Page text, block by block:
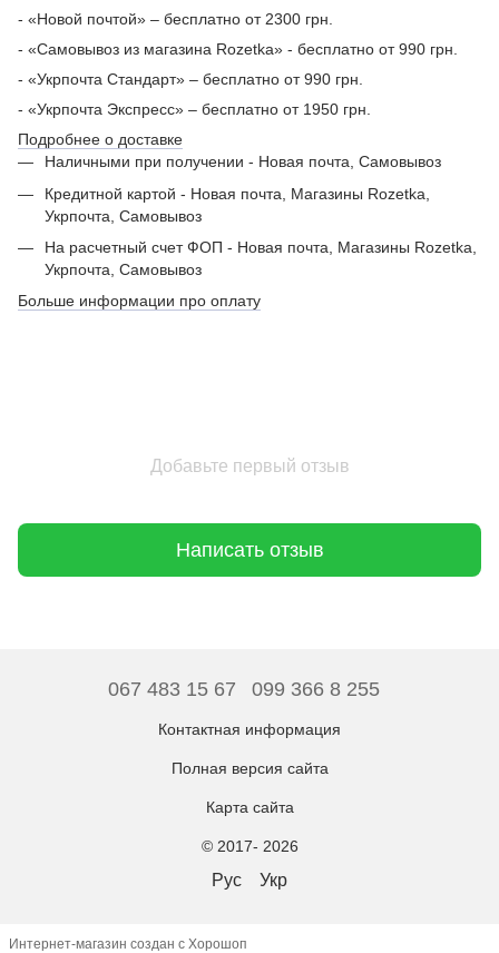
- «Новой почтой» – бесплатно от 2300 грн.
- «Самовывоз из магазина Rozetka» - бесплатно от 990 грн.
- «Укрпочта Стандарт» – бесплатно от 990 грн.
- «Укрпочта Экспресс» – бесплатно от 1950 грн.
Подробнее о доставке
Наличными при получении - Новая почта, Самовывоз
Кредитной картой - Новая почта, Магазины Rozetka,
Укрпочта, Самовывоз
На расчетный счет ФОП - Новая почта, Магазины Rozetka,
Укрпочта, Самовывоз
Больше информации про оплату
Добавьте первый отзыв
Написать отзыв
067 483 15 67 099 366 8 255
Контактная информация
Полная версия сайта
Карта сайта
© 2017- 2026
Рус Укр
Интернет-магазин создан с Хорошоп